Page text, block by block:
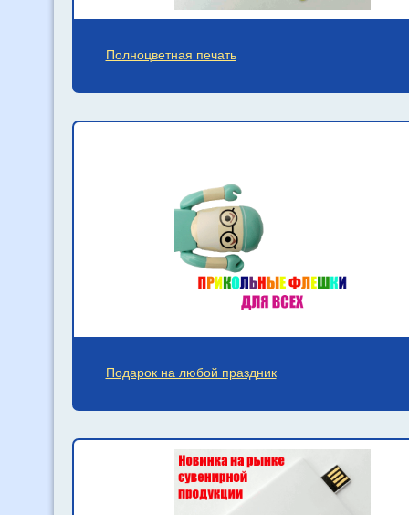
Полноцветная печать
Подарок на любой праздник